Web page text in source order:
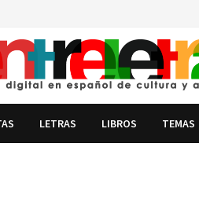
LETRAS LIBROS TEMAS